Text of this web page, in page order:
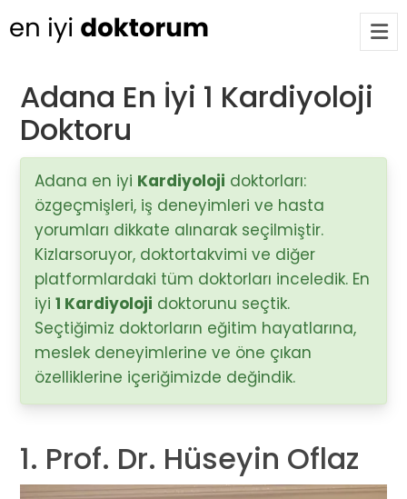
Op. Dr. Ayşecan Enmutlu
Adana / Seyhan
Doç. Dr. Songül Alemdaroğlu
Adana / Seyhan
Tüm Doktorlar
Tüm doktorları göster
Adana En İyi 1 Kardiyoloji
Doktoru
Adana en iyi Kardiyoloji doktorları:
özgeçmişleri, iş deneyimleri ve hasta
yorumları dikkate alınarak seçilmiştir.
Kizlarsoruyor, doktortakvimi ve diğer
platformlardaki tüm doktorları inceledik. En
iyi1 Kardiyoloji doktorunu seçtik.
Seçtiğimiz doktorların eğitim hayatlarına,
meslek deneyimlerine ve öne çıkan
özelliklerine içeriğimizde değindik.
1. Prof. Dr. Hüseyin Oflaz